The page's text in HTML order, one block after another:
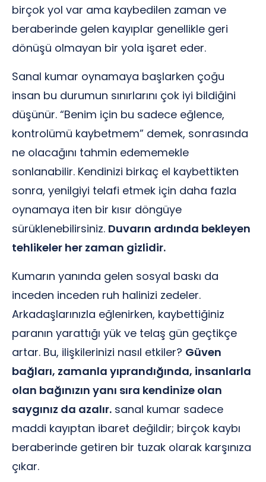
birçok yol var ama kaybedilen zaman ve
beraberinde gelen kayıplar genellikle geri
dönüşü olmayan bir yola işaret eder.
Sanal kumar oynamaya başlarken çoğu
insan bu durumun sınırlarını çok iyi bildiğini
düşünür. “Benim için bu sadece eğlence,
kontrolümü kaybetmem” demek, sonrasında
ne olacağını tahmin edememekle
sonlanabilir. Kendinizi birkaç el kaybettikten
sonra, yenilgiyi telafi etmek için daha fazla
oynamaya iten bir kısır döngüye
sürüklenebilirsiniz. Duvarın ardında bekleyen
tehlikeler her zaman gizlidir.
Kumarın yanında gelen sosyal baskı da
inceden inceden ruh halinizi zedeler.
Arkadaşlarınızla eğlenirken, kaybettiğiniz
paranın yarattığı yük ve telaş gün geçtikçe
artar. Bu, ilişkilerinizi nasıl etkiler? Güven
bağları, zamanla yıprandığında, insanlarla
olan bağınızın yanı sıra kendinize olan
saygınız da azalır. sanal kumar sadece
maddi kayıptan ibaret değildir; birçok kaybı
beraberinde getiren bir tuzak olarak karşınıza
çıkar.